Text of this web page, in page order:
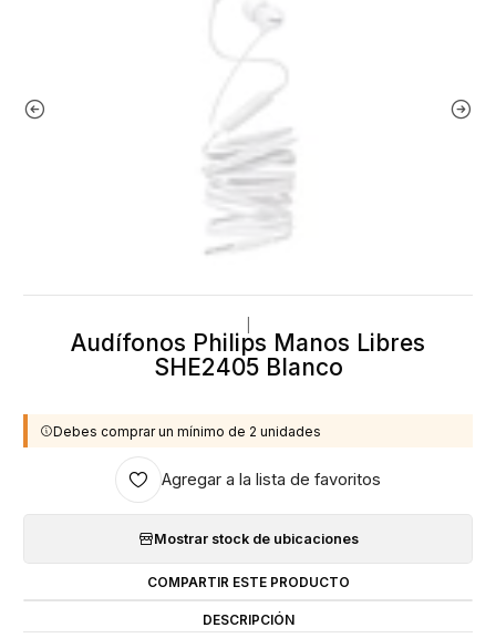
Audífonos Philips Manos Libres
SHE2405 Blanco
Debes comprar un mínimo de 2 unidades
Agregar a la lista de favoritos
Mostrar stock de ubicaciones
COMPARTIR ESTE PRODUCTO
DESCRIPCIÓN